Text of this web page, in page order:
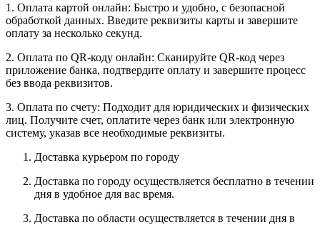
1. Оплата картой онлайн: Быстро и удобно, с безопасной
обработкой данных. Введите реквизиты карты и завершите
оплату за несколько секунд.
2. Оплата по QR-коду онлайн: Сканируйте QR-код через
приложение банка, подтвердите оплату и завершите процесс
без ввода реквизитов.
3. Оплата по счету: Подходит для юридических и физических
лиц. Получите счет, оплатите через банк или электронную
систему, указав все необходимые реквизиты.
Доставка курьером по городу
Доставка по городу осуществляется бесплатно в течении
дня в удобное для вас время.
Доставка по области осуществляется в течении дня в